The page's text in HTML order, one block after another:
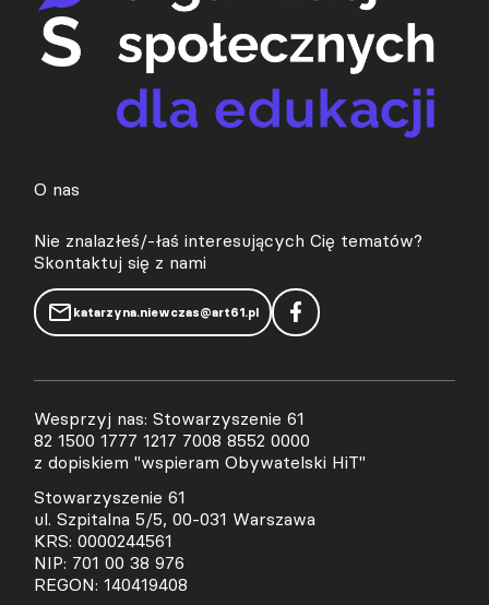
O nas
Nie znalazłeś/-łaś interesujących Cię tematów?
Skontaktuj się z nami
katarzyna.niewczas@art61.pl
Wesprzyj nas: Stowarzyszenie 61
82 1500 1777 1217 7008 8552 0000
z dopiskiem "wspieram Obywatelski HiT"
Stowarzyszenie 61
ul. Szpitalna 5/5, 00-031 Warszawa
KRS: 0000244561
NIP: 701 00 38 976
REGON: 140419408